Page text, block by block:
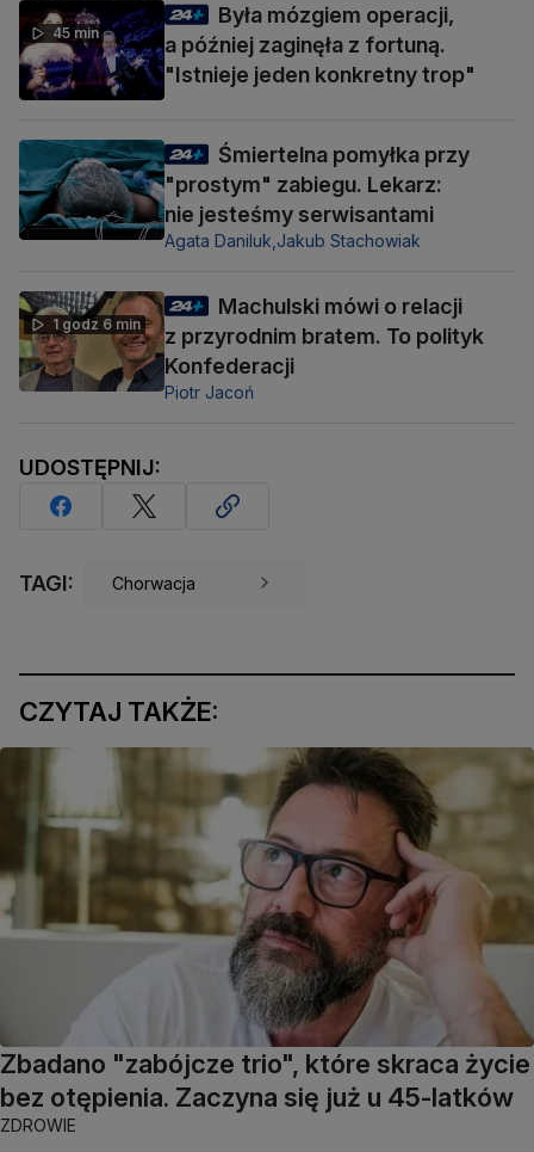
45 min
Była mózgiem operacji,
a później zaginęła z fortuną.
"Istnieje jeden konkretny trop"
Śmiertelna pomyłka przy
"prostym" zabiegu. Lekarz:
nie jesteśmy serwisantami
Agata Daniluk, Jakub Stachowiak
1 godz 6 min
Machulski mówi o relacji
z przyrodnim bratem. To polityk
Konfederacji
Piotr Jacoń
UDOSTĘPNIJ:
TAGI: Chorwacja
CZYTAJ TAKŻE:
Zbadano "zabójcze trio", które skraca życie
bez otępienia. Zaczyna się już u 45-latków
ZDROWIE